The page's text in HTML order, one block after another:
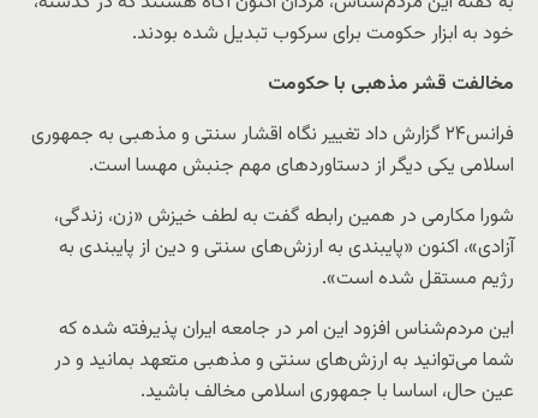
خود به ابزار حکومت برای سرکوب تبدیل شده بودند.
مخالفت قشر مذهبی با حکومت
فرانس۲۴ گزارش داد تغییر نگاه اقشار سنتی و مذهبی به جمهوری
اسلامی یکی دیگر از دستاوردهای مهم جنبش مهسا است.
شورا مکارمی در همین رابطه گفت به لطف خیزش «زن، زندگی،
آزادی»، اکنون «پایبندی به ارزش‌های سنتی و دین از پایبندی به
رژیم مستقل شده است».
این مردم‌شناس افزود این امر در جامعه ایران پذیرفته شده که
شما می‌توانید به ارزش‌های سنتی و مذهبی متعهد بمانید و در
عین حال، اساسا با جمهوری اسلامی مخالف باشید.